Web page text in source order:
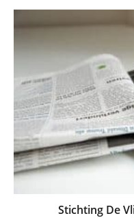
Stichting De